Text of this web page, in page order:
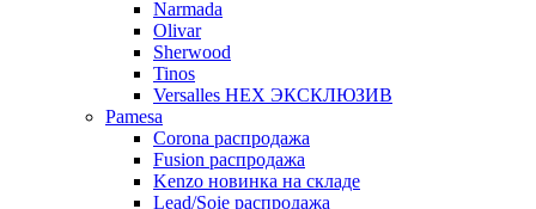
Narmada
Olivar
Sherwood
Tinos
Versalles HEX ЭКСКЛЮЗИВ
Pamesa
Corona распродажа
Fusion распродажа
Kenzo новинка на складе
Lead/Soie распродажа